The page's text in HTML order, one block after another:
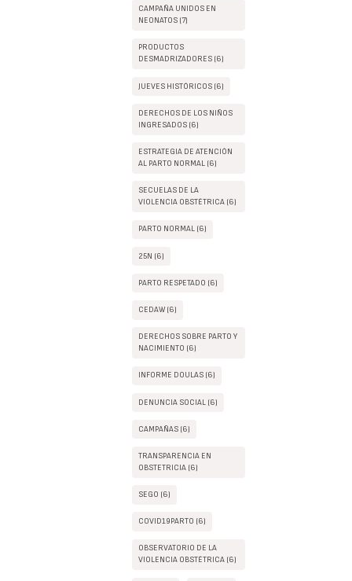
CAMPAÑA UNIDOS EN
NEONATOS (7)
PRODUCTOS
DESMADRIZADORES (6)
JUEVES HISTÓRICOS (6)
DERECHOS DE LOS NIÑOS
INGRESADOS (6)
ESTRATEGIA DE ATENCIÓN
AL PARTO NORMAL (6)
SECUELAS DE LA
VIOLENCIA OBSTÉTRICA (6)
PARTO NORMAL (6)
25N (6)
PARTO RESPETADO (6)
CEDAW (6)
DERECHOS SOBRE PARTO Y
NACIMIENTO (6)
INFORME DOULAS (6)
DENUNCIA SOCIAL (6)
CAMPAÑAS (6)
TRANSPARENCIA EN
OBSTETRICIA (6)
SEGO (6)
COVID19PARTO (6)
OBSERVATORIO DE LA
VIOLENCIA OBSTÉTRICA (6)